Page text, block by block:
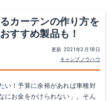
カーテンの作り方を
すすめ製品も！
更新: 2021年3月18日
キャンプノウハウ
い！予算に余裕があれば車種対
にお金をかけられない」。そん